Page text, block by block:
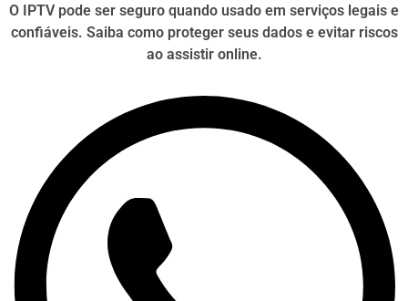
O IPTV pode ser seguro quando usado em serviços legais e
confiáveis. Saiba como proteger seus dados e evitar riscos
ao assistir online.